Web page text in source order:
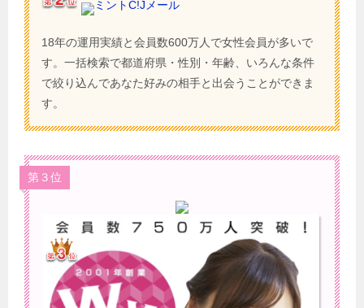
ミントC!Jメール
18年の運用実績と会員数600万人で女性会員が多いで
す。一括検索で都道府県・性別・年齢、いろんな条件
で絞り込んであなた好みの相手と出会うことができま
す。
第３位